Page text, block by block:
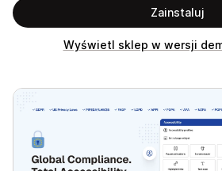
Zainstaluj
Wyświetl sklep w wersji